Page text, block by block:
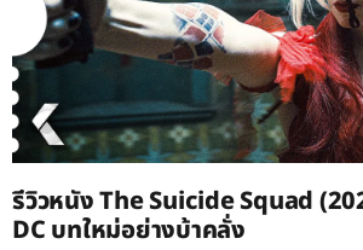
รีวิวหนัง The Suicide Squad
DC บทใหม่อย่างบ้าคลั่ง